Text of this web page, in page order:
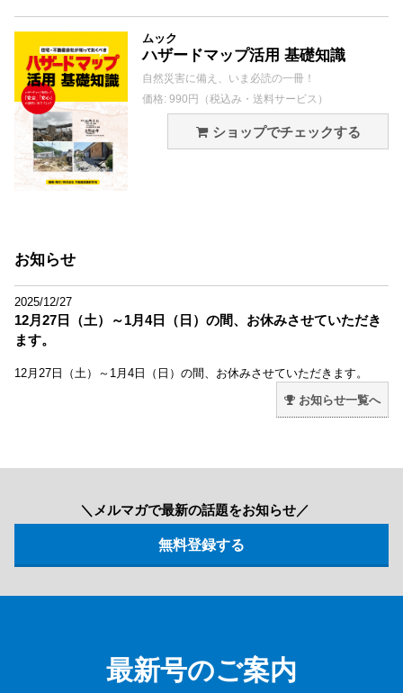
ムック
ハザードマップ活用 基礎知識
自然災害に備え、いま必読の一冊！
価格: 990円（税込み・送料サービス）
ショップでチェックする
お知らせ
2025/12/27
12月27日（土）～1月4日（日）の間、お休みさせていただき
ます。
12月27日（土）～1月4日（日）の間、お休みさせていただきます。
お知らせ一覧へ
＼メルマガで最新の話題をお知らせ／
最新号のご案内